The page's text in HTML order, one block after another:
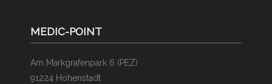
MEDIC-POINT
Am Markgrafenpark 6 (PEZ)
91224 Hohenstadt